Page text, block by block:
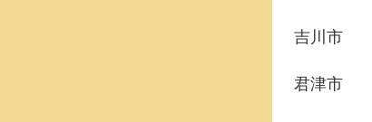
吉川市
君津市